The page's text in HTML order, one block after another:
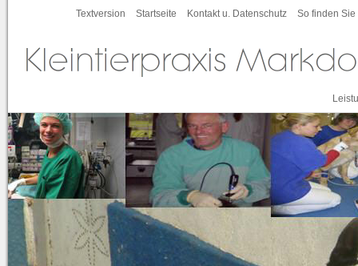
Textversion Startseite Kontakt u. Datenschutz So finden Sie